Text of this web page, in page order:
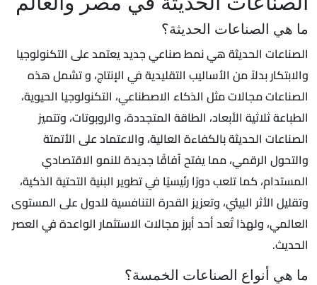
ما هي الصناعات الحديثة؟
الصناعات الحديثة هي نمط صناعي جديد يعتمد على التكنولوجيا
والابتكار بدلاً من الأساليب التقليدية في الإنتاج، و تشمل هذه
الصناعات مجالات مثل الذكاء الاصطناعي، التكنولوجيا الحيوية،
الطباعة ثلاثية الأبعاد، الطاقة المتجددة، والروبوتات، وتتميز
الصناعات الحديثة بالكفاءة العالية، والاعتماد على الأتمتة
والتحول الرقمي، مما يفتح آفاقًا جديدة للنمو الاقتصادي
المستدام، كما تلعب دورًا رئيسيًا في تطوير البنية التحتية الذكية،
وتقليل الأثر البيئي، وتعزيز القدرة التنافسية للدول على المستوى
العالمي، ولهذا تُعد أحد أبرز مجالات الاستثمار الواعدة في العصر
الحديث.
ما هي أنواع الصناعات الخمسة؟